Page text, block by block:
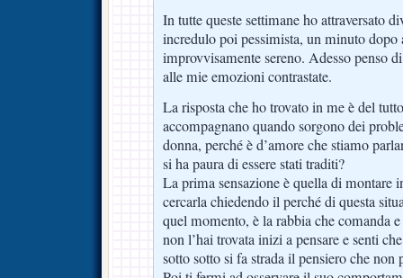
In tutte queste settimane ho attraversato
incredulo poi pessimista, un minuto dopo
improvvisamente sereno. Adesso penso
alle mie emozioni contrastate.
La risposta che ho trovato in me è del
accompagnano quando sorgono dei
donna, perché è d’amore che stiamo
si ha paura di essere stati traditi?
La prima sensazione è quella di montare
cercarla chiedendo il perché di questa
quel momento, è la rabbia che comanda
non l’hai trovata inizi a pensare e senti
sotto sotto si fa strada il pensiero che non